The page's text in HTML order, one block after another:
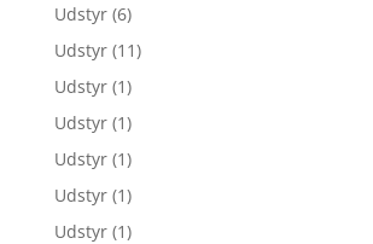
Udstyr (6)
Udstyr (11)
Udstyr (1)
Udstyr (1)
Udstyr (1)
Udstyr (1)
Udstyr (1)